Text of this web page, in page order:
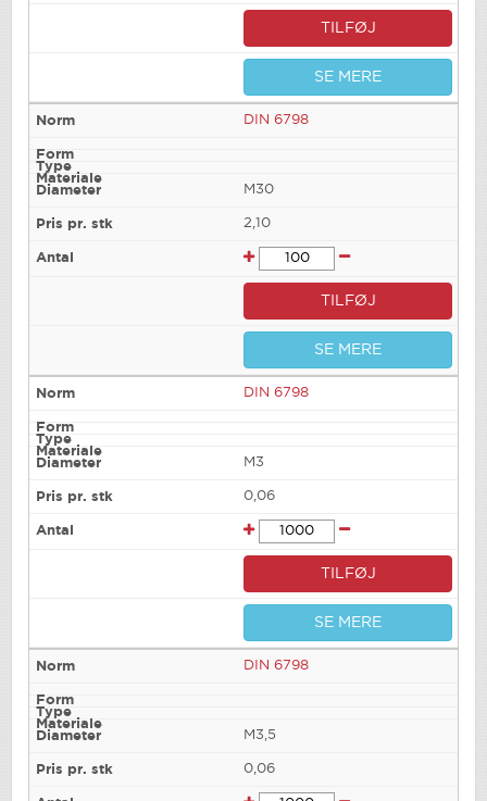
TILFØJ
SE MERE
DIN 6798
M30
2,10
TILFØJ
SE MERE
DIN 6798
M3
0,06
TILFØJ
SE MERE
DIN 6798
M3,5
0,06